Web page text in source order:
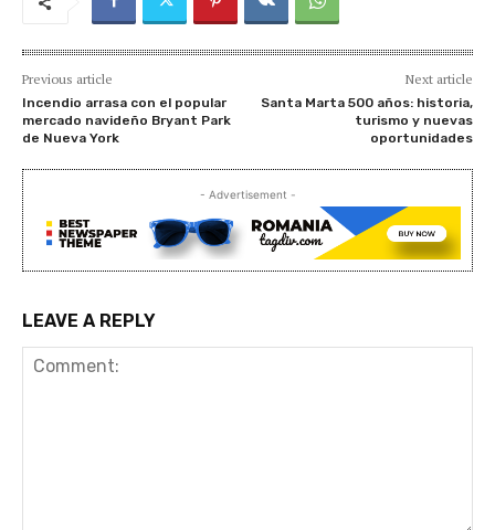
Previous article
Incendio arrasa con el popular
mercado navideño Bryant Park
de Nueva York
Next article
Santa Marta 500 años: historia,
turismo y nuevas
oportunidades
- Advertisement -
LEAVE A REPLY